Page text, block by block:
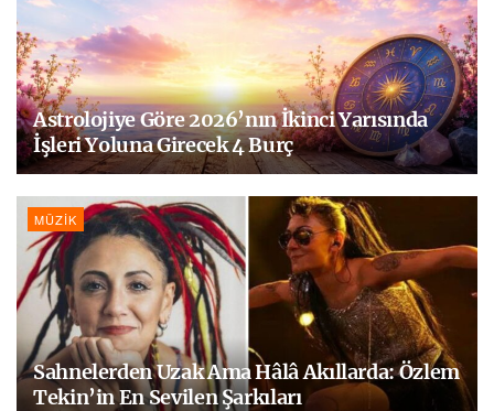
Astrolojiye Göre 2026’nın İkinci Yarısında
İşleri Yoluna Girecek 4 Burç
MÜZIK
Sahnelerden Uzak Ama Hâlâ Akıllarda: Özlem
Tekin’in En Sevilen Şarkıları